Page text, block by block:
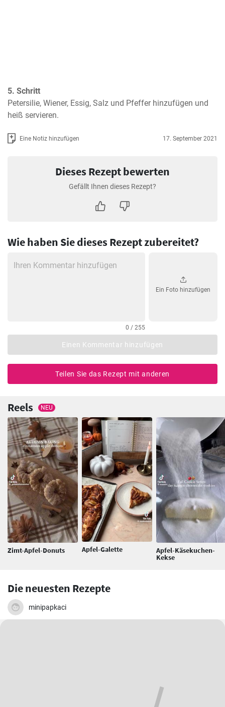
5. Schritt
Petersilie, Wiener, Essig, Salz und Pfeffer hinzufügen und
heiß servieren.
Eine Notiz hinzufügen 17. September 2021
Dieses Rezept bewerten
Gefällt Ihnen dieses Rezept?
Wie haben Sie dieses Rezept zubereitet?
0 / 255
Ein Foto hinzufügen
Einen Kommentar hinzufügen
Teilen Sie das Rezept mit anderen
Reels NEU
Zimt-Apfel-Donuts Apfel-Galette Apfel-Käsekuchen-
Kekse
Die neuesten Rezepte
minipapkaci